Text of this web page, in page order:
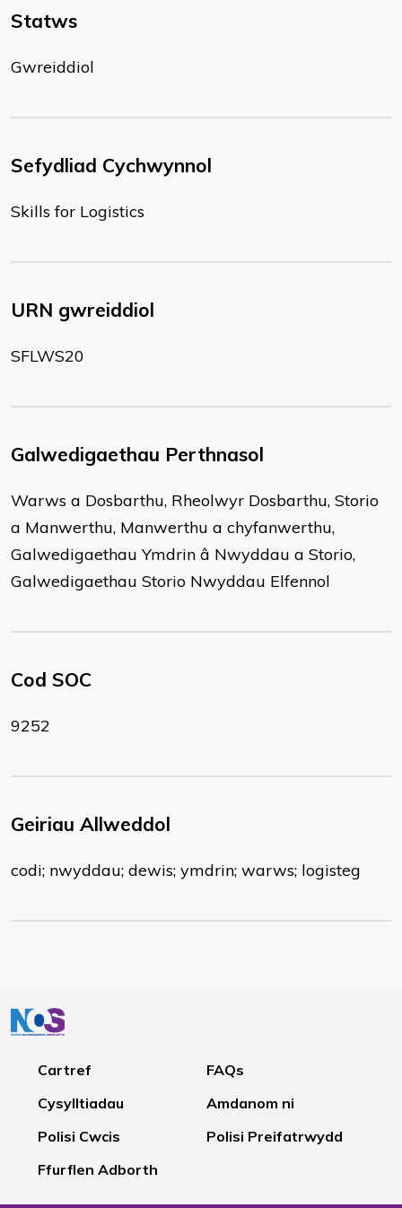
Statws
Gwreiddiol
Sefydliad Cychwynnol
Skills for Logistics
URN gwreiddiol
SFLWS20
Galwedigaethau Perthnasol
Warws a Dosbarthu, Rheolwyr Dosbarthu, Storio
a Manwerthu, Manwerthu a chyfanwerthu,
Galwedigaethau Ymdrin â Nwyddau a Storio,
Galwedigaethau Storio Nwyddau Elfennol
Cod SOC
9252
Geiriau Allweddol
codi; nwyddau; dewis; ymdrin; warws; logisteg
Cartref
FAQs
Cysylltiadau
Amdanom ni
Polisi Cwcis
Polisi Preifatrwydd
Ffurflen Adborth